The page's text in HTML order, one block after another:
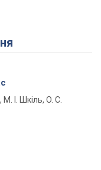
М. І. Шкіль, О. С.